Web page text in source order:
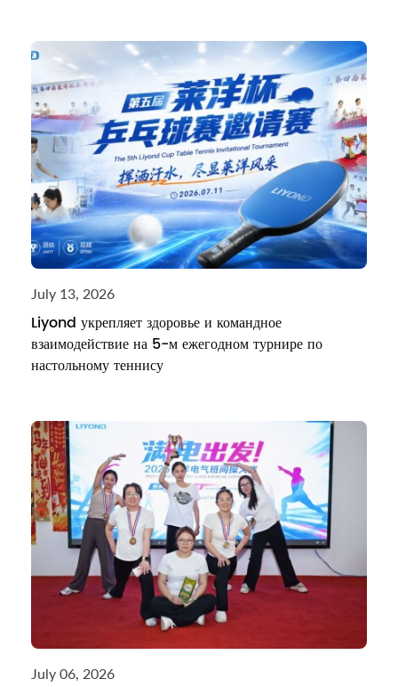
July 13, 2026
Liyond укрепляет здоровье и командное
взаимодействие на 5-м ежегодном турнире по
настольному теннису
July 06, 2026